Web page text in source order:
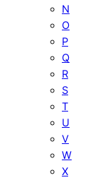
N
O
P
Q
R
S
T
U
V
W
X